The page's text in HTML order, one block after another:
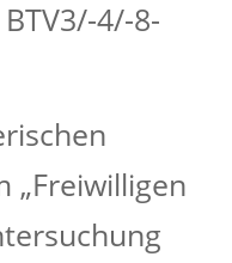
4/-8-
„Freiwilligen